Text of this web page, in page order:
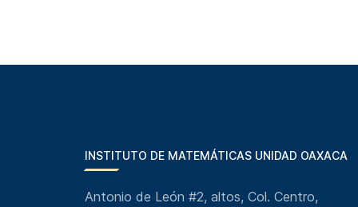
INSTITUTO DE MATEMÁTICAS UNIDAD OAXACA
Antonio de León #2, altos, Col. Centro,